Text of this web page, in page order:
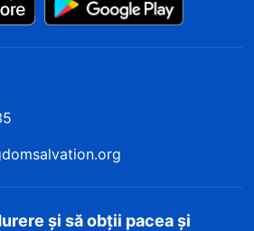
și să obții pacea și